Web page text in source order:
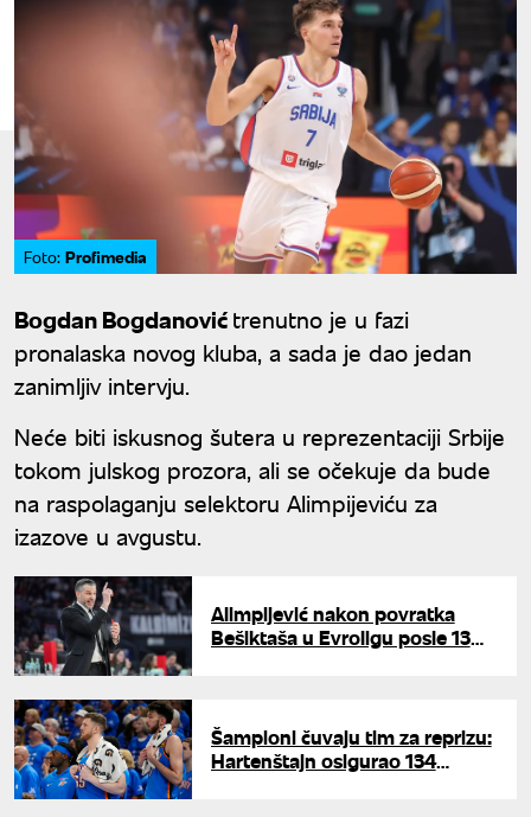
Foto: Profimedia
Bogdan Bogdanovićtrenutno je u fazi
pronalaska novog kluba, a sada je dao jedan
zanimljiv intervju.
Neće biti iskusnog šutera u reprezentaciji Srbije
tokom julskog prozora, ali se očekuje da bude
na raspolaganju selektoru Alimpijeviću za
izazove u avgustu.
Alimpijević nakon povratka
Bešiktaša u Evroligu posle 13
Šampioni čuvaju tim za reprizu:
Hartenštajn osigurao 134